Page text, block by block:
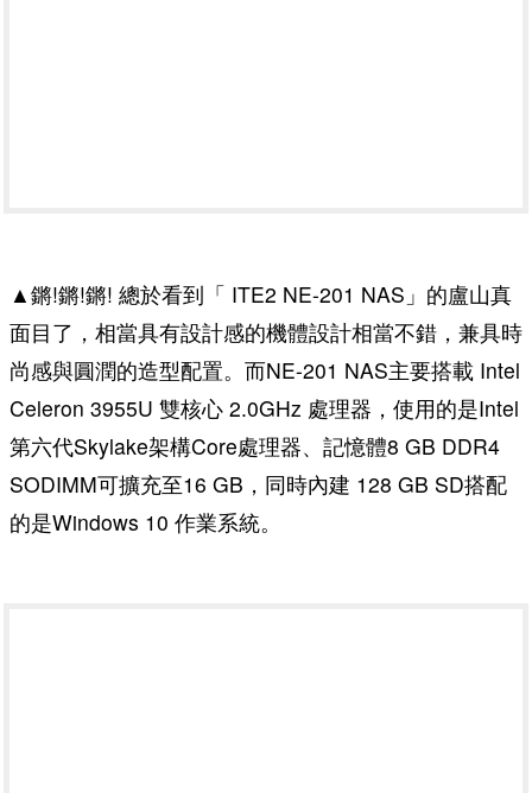
▲鏘!鏘!鏘! 總於看到「 ITE2 NE-201 NAS」的盧山真
面目了，相當具有設計感的機體設計相當不錯，兼具時
尚感與圓潤的造型配置。而NE-201 NAS主要搭載 Intel
Celeron 3955U 雙核心 2.0GHz 處理器，使用的是Intel
第六代Skylake架構Core處理器、記憶體8 GB DDR4
SODIMM可擴充至16 GB，同時內建 128 GB SD搭配
的是Windows 10 作業系統。